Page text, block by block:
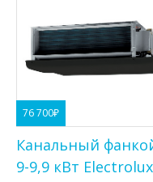
76 700₽
Канальный
9-9,9 кВт Electrolux